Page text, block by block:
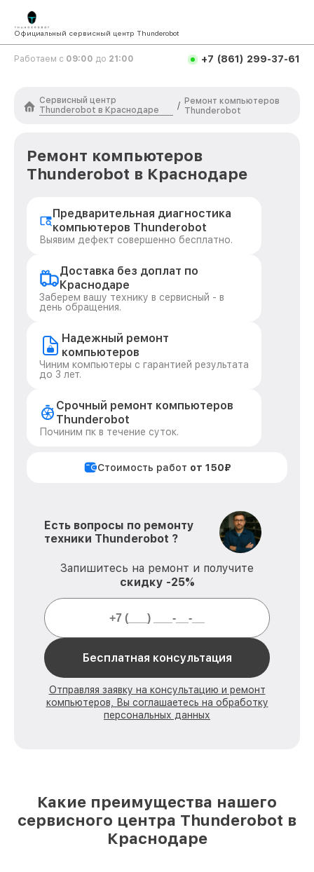
Официальный сервисный центр Thunderobot
Работаем с 09:00 до 21:00 +7 (861) 299-37-61
Сервисный центр
Thunderobot в Краснодаре
/ Ремонт компьютеров
Thunderobot
Ремонт компьютеров
Thunderobot в Краснодаре
Предварительная диагностика
компьютеров Thunderobot
Выявим дефект совершенно бесплатно.
Доставка без доплат по
Краснодаре
Заберем вашу технику в сервисный - в
день обращения.
Надежный ремонт
компьютеров
Чиним компьютеры с гарантией результата
до 3 лет.
Срочный ремонт компьютеров
Thunderobot
Починим пк в течение суток.
Стоимость работ от 150₽
Есть вопросы по ремонту
техники Thunderobot ?
Запишитесь на ремонт и получите
скидку -25%
Бесплатная консультация
Отправляя заявку на консультацию и ремонт
компьютеров, Вы соглашаетесь на обработку
персональных данных
Какие преимущества нашего
сервисного центра Thunderobot в
Краснодаре